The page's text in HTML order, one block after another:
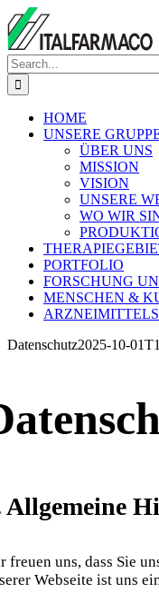
Skip
to
content
Search
for:
HOME
UNSERE
ÜBER UNS
MISSION
VISION
UNSERE
WO WIR
PORTFOLIO
FORSCHUNG
MENSCHEN &
Datenschutz2025-10-
Allgemeine
freuen uns, dass Sie
Webseite ist uns